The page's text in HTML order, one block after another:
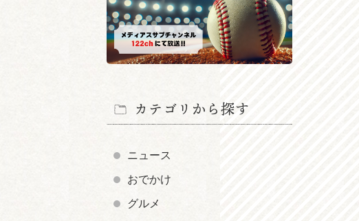
カテゴリから探す
ニュース
おでかけ
グルメ